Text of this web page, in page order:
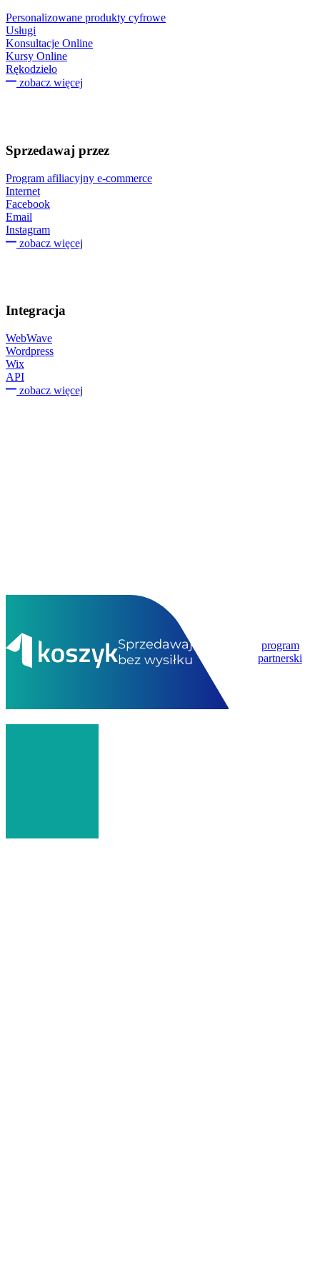
Personalizowane produkty cyfrowe
Usługi
Konsultacje Online
Kursy Online
Rękodzieło
zobacz więcej
Sprzedawaj przez
Program afiliacyjny e-commerce
Internet
Facebook
Email
Instagram
zobacz więcej
Integracja
WebWave
Wordpress
Wix
API
zobacz więcej
Sprzedawaj
bez wysiłku
program
partnerski